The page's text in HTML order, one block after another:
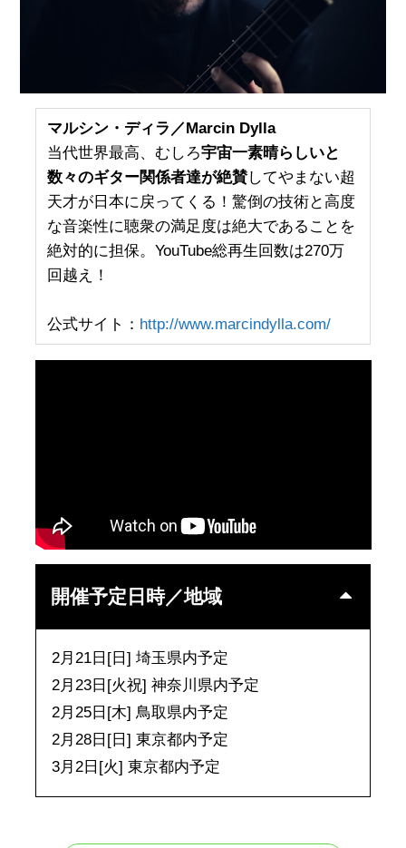
マルシン・ディラ／Marcin Dylla
当代世界最高、むしろ宇宙一素晴らしいと
数々のギター関係者達が絶賛してやまない超
天才が日本に戻ってくる！驚倒の技術と高度
な音楽性に聴衆の満足度は絶大であることを
絶対的に担保。YouTube総再生回数は270万
回越え！
公式サイト： http://www.marcindylla.com/
開催予定日時／地域
2月21日[日] 埼玉県内予定
2月23日[火祝] 神奈川県内予定
2月25日[木] 鳥取県内予定
2月28日[日] 東京都内予定
3月2日[火] 東京都内予定